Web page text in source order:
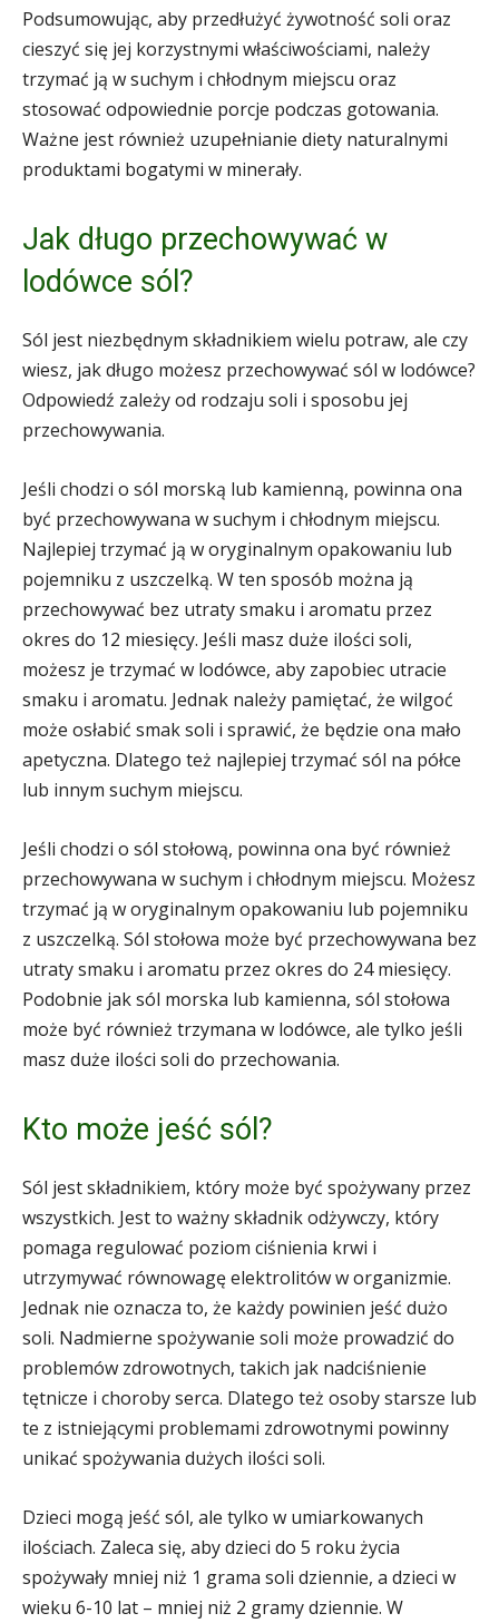
Podsumowując, aby przedłużyć żywotność soli oraz
cieszyć się jej korzystnymi właściwościami, należy
trzymać ją w suchym i chłodnym miejscu oraz
stosować odpowiednie porcje podczas gotowania.
Ważne jest również uzupełnianie diety naturalnymi
produktami bogatymi w minerały.
Jak długo przechowywać w
lodówce sól?
Sól jest niezbędnym składnikiem wielu potraw, ale czy
wiesz, jak długo możesz przechowywać sól w lodówce?
Odpowiedź zależy od rodzaju soli i sposobu jej
przechowywania.
Jeśli chodzi o sól morską lub kamienną, powinna ona
być przechowywana w suchym i chłodnym miejscu.
Najlepiej trzymać ją w oryginalnym opakowaniu lub
pojemniku z uszczelką. W ten sposób można ją
przechowywać bez utraty smaku i aromatu przez
okres do 12 miesięcy. Jeśli masz duże ilości soli,
możesz je trzymać w lodówce, aby zapobiec utracie
smaku i aromatu. Jednak należy pamiętać, że wilgoć
może osłabić smak soli i sprawić, że będzie ona mało
apetyczna. Dlatego też najlepiej trzymać sól na półce
lub innym suchym miejscu.
Jeśli chodzi o sól stołową, powinna ona być również
przechowywana w suchym i chłodnym miejscu. Możesz
trzymać ją w oryginalnym opakowaniu lub pojemniku
z uszczelką. Sól stołowa może być przechowywana bez
utraty smaku i aromatu przez okres do 24 miesięcy.
Podobnie jak sól morska lub kamienna, sól stołowa
może być również trzymana w lodówce, ale tylko jeśli
masz duże ilości soli do przechowania.
Kto może jeść sól?
Sól jest składnikiem, który może być spożywany przez
wszystkich. Jest to ważny składnik odżywczy, który
pomaga regulować poziom ciśnienia krwi i
utrzymywać równowagę elektrolitów w organizmie.
Jednak nie oznacza to, że każdy powinien jeść dużo
soli. Nadmierne spożywanie soli może prowadzić do
problemów zdrowotnych, takich jak nadciśnienie
tętnicze i choroby serca. Dlatego też osoby starsze lub
te z istniejącymi problemami zdrowotnymi powinny
unikać spożywania dużych ilości soli.
Dzieci mogą jeść sól, ale tylko w umiarkowanych
ilościach. Zaleca się, aby dzieci do 5 roku życia
spożywały mniej niż 1 grama soli dziennie, a dzieci w
wieku 6-10 lat – mniej niż 2 gramy dziennie. W